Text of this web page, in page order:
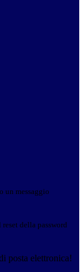
un messaggio
della password
posta elettronica!